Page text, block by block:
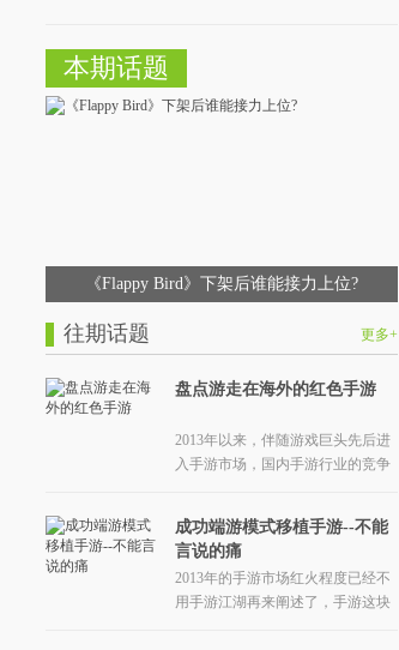
本期话题
《Flappy Bird》下架后谁能接力上位?
更多+
往期话题
盘点游走在海外的红色手游
2013年以来，伴随游戏巨头先后进
入手游市场，国内手游行业的竞争
豪不约而同地启动全球化布局。
成功端游模式移植手游--不能
言说的痛
2013年的手游市场红火程度已经不
用手游江湖再来阐述了，手游这块